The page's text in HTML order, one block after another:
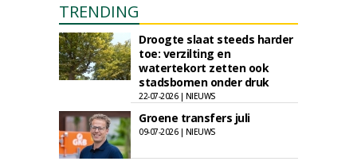
TRENDING
Droogte slaat steeds harder
toe: verzilting en
watertekort zetten ook
stadsbomen onder druk
22-07-2026 | NIEUWS
Groene transfers juli
09-07-2026 | NIEUWS